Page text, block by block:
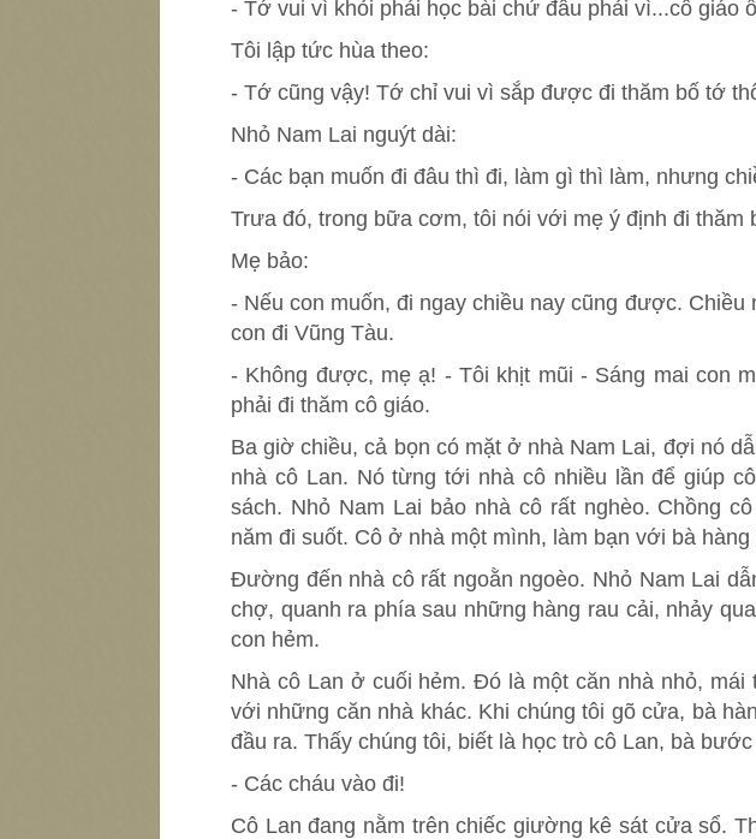
- Tớ vui vì khỏi phải học bài chứ đâu phải vì...cô giáo
Tôi lập tức hùa theo:
- Tớ cũng vậy! Tớ chỉ vui vì sắp được đi thăm bố tớ
Nhỏ Nam Lai nguýt dài:
- Các bạn muốn đi đâu thì đi, làm gì thì làm, nhưng
Trưa đó, trong bữa cơm, tôi nói với mẹ ý định đi thăm
Mẹ bảo:
- Nếu con muốn, đi ngay chiều nay cũng được. Chiều
con đi Vũng Tàu.
- Không được, mẹ ạ! - Tôi khịt mũi - Sáng mai con
phải đi thăm cô giáo.
Ba giờ chiều, cả bọn có mặt ở nhà Nam Lai, đợi nó
nhà cô Lan. Nó từng tới nhà cô nhiều lần để giúp
sách. Nhỏ Nam Lai bảo nhà cô rất nghèo. Chồng
năm đi suốt. Cô ở nhà một mình, làm bạn với bà hàng
Đường đến nhà cô rất ngoằn ngoèo. Nhỏ Nam Lai
chợ, quanh ra phía sau những hàng rau cải, nhảy
con hẻm.
Nhà cô Lan ở cuối hẻm. Đó là một căn nhà nhỏ, mái
với những căn nhà khác. Khi chúng tôi gõ cửa, bà
đầu ra. Thấy chúng tôi, biết là học trò cô Lan, bà
- Các cháu vào đi!
Cô Lan đang nằm trên chiếc giường kê sát cửa sổ.